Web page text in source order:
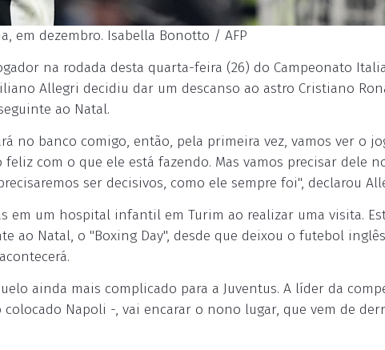
em dezembro. Isabella Bonotto / AFP
na rodada desta quarta-feira (26) do Campeonato
Allegri decidiu dar um descanso ao astro Cristiano
ao Natal.
no banco comigo, então, pela primeira vez, vamos ver o
com o que ele está fazendo. Mas vamos precisar dele
ser decisivos, como ele sempre foi", declarou
em um hospital infantil em Turim ao realizar uma visita.
ao Natal, o "Boxing Day", desde que deixou o futebol
ainda mais complicado para a Juventus. A líder da
Napoli -, vai encarar o nono lugar, que vem de